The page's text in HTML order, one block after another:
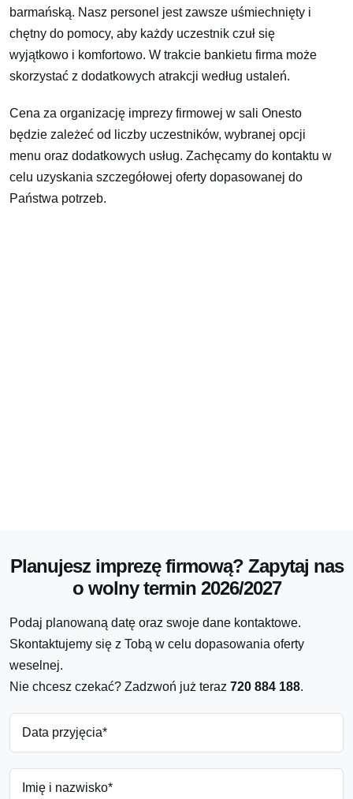
barmańską. Nasz personel jest zawsze uśmiechnięty i
chętny do pomocy, aby każdy uczestnik czuł się
wyjątkowo i komfortowo. W trakcie bankietu firma może
skorzystać z dodatkowych atrakcji według ustaleń.
Cena za organizację imprezy firmowej w sali Onesto
będzie zależeć od liczby uczestników, wybranej opcji
menu oraz dodatkowych usług. Zachęcamy do kontaktu w
celu uzyskania szczegółowej oferty dopasowanej do
Państwa potrzeb.
Planujesz imprezę firmową? Zapytaj nas
o wolny termin 2026/2027
Podaj planowaną datę oraz swoje dane kontaktowe.
Skontaktujemy się z Tobą w celu dopasowania oferty
weselnej.
Nie chcesz czekać? Zadzwoń już teraz 720 884 188.